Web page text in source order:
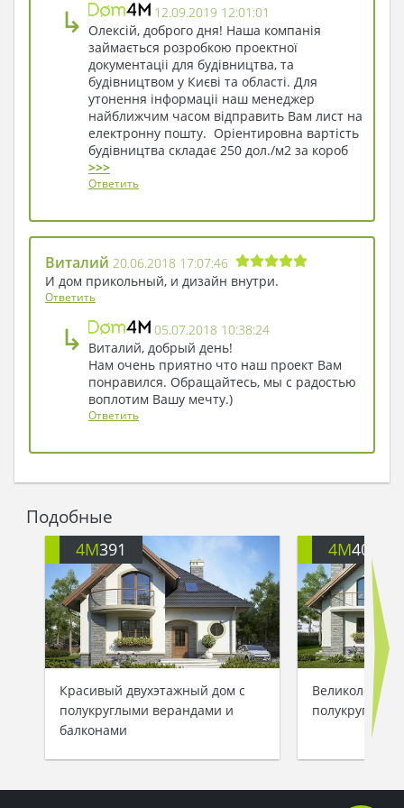
хозяина, собственный санузел и выход на
шикарный балкон делает их особенно
комфортными. Остальные спальни
замечательно подойдут для членов семьи или
гостей, оставшихся на ночь.
↳
12.09.2019 12:01:01
Олексій, доброго дня! Наша компанія
займається розробкою проектної
документаціі для будівництва, та
будівництвом у Києві та області. Для
утонення інформаціі наш менеджер
найближчим часом відправить Вам лист на
електронну пошту. Оріентировна вартість
будівництва складає 250 дол./м2 за короб
>>>
Ответить
Виталий 20.06.2018 17:07:46
И дом прикольный, и дизайн внутри.
Ответить
↳
05.07.2018 10:38:24
Виталий, добрый день!
Нам очень приятно что наш проект Вам
понравился. Обращайтесь, мы с радостью
воплотим Вашу мечту.)
Ответить
Подобные
4M391
Красивый двухэтажный дом с
полукруглыми верандами и
балконами
4M401